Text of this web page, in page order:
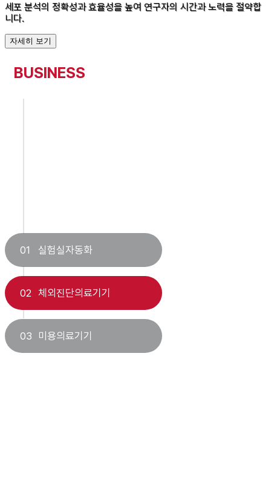
세포 분석의 정확성과 효율성을 높여 연구자의 시간과 노력을 절약합
니다.
자세히 보기
BUSINESS
01 실험실자동화
02 체외진단의료기기
03 미용의료기기